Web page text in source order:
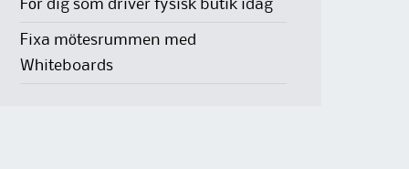
För dig som driver fysisk butik idag
Fixa mötesrummen med
Whiteboards